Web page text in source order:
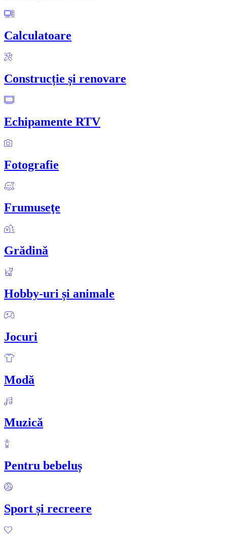
Calculatoare
Construcție și renovare
Echipamente RTV
Fotografie
Frumuseţe
Grădină
Hobby-uri și animale
Jocuri
Modă
Muzică
Pentru bebeluș
Sport și recreere